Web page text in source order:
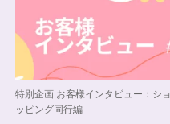
特別企画 お客様インタビュー：ショ
ッピング同行編